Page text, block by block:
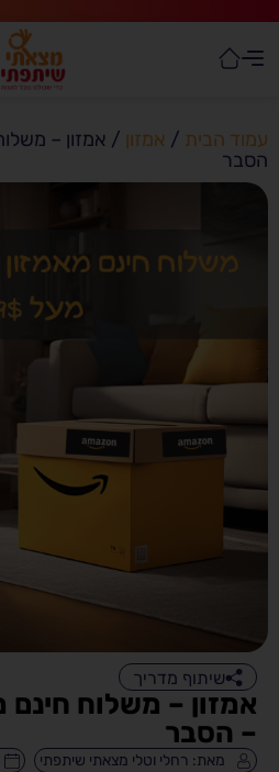
עמוד הבית / אמזון / אמזון –
הסבר
שיתוף מדריך
אמזון – משלוח חינם
– הסבר
מאת: רחלי וטלי מצאתי שיתפתי